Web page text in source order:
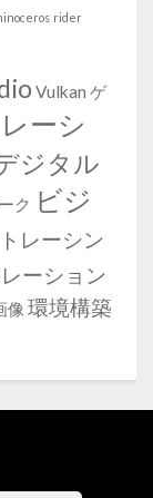
rider
Vulkan ゲ
ーシ
ジタル
ク ビジ
レーシン
ーション
像 環境構築